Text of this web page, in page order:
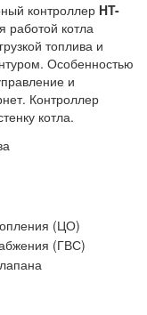
контроллер HT-
работой котла
топлива и
Особенностью
и
Контроллер
котла.